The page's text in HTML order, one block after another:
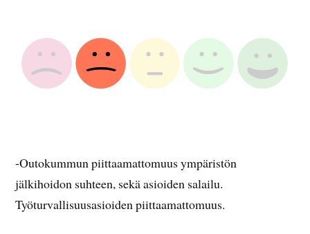
-Outokummun piittaamattomuus ympäristön
jälkihoidon suhteen, sekä asioiden salailu.
Työturvallisuusasioiden piittaamattomuus.